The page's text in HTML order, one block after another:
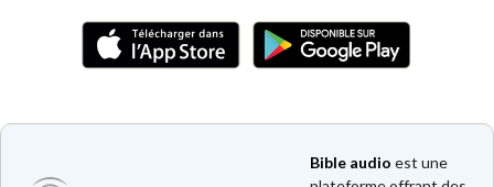
Bible audio est une